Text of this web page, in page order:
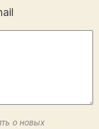
о новых